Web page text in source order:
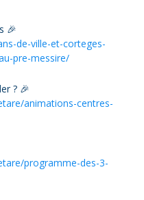
🎉
de-ville-et-corteges-
pre-messire/
? 🎉
animations-centres-
programme-des-3-